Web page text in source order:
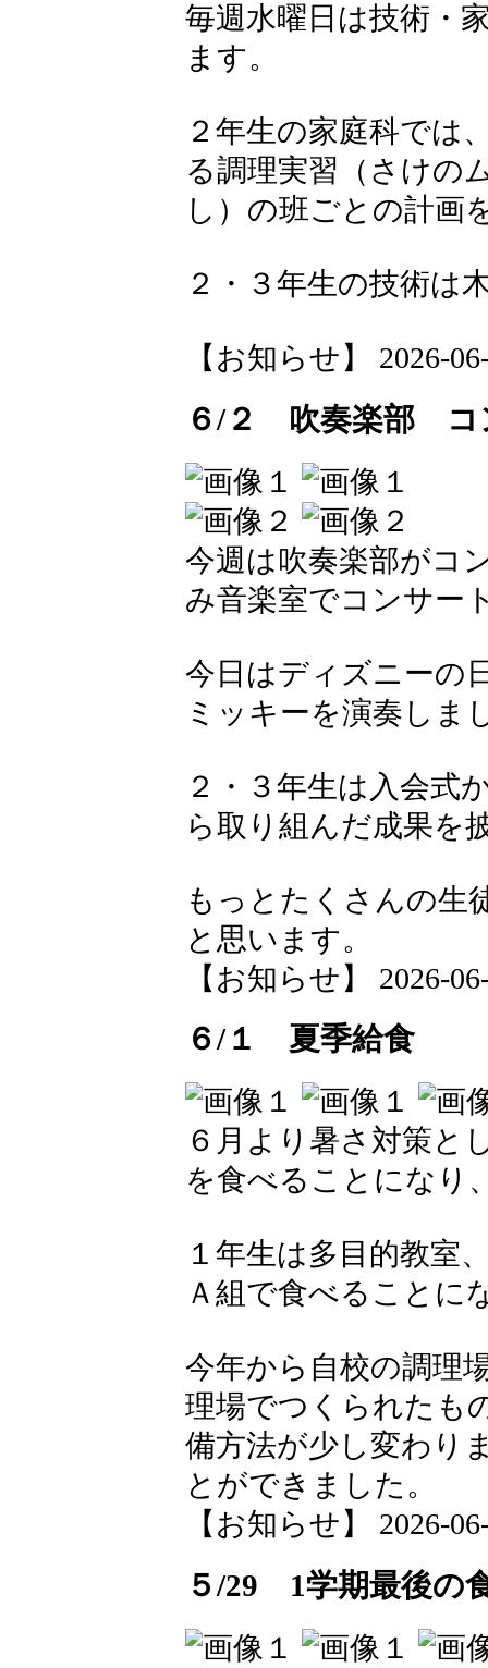
毎週水曜日は技術・
ます。
２年生の家庭科では
る調理実習（さけの
し）の班ごとの計画
２・３年生の技術は
【お知らせ】 2026-
６/２ 吹奏楽部 コ
今週は吹奏楽部がコ
み音楽室でコンサー
今日はディズニーの
ミッキーを演奏しま
２・３年生は入会式
ら取り組んだ成果を
もっとたくさんの生
と思います。
【お知らせ】 2026-
６/１ 夏季給食
６月より暑さ対策と
を食べることになり
１年生は多目的教室
Ａ組で食べることに
今年から自校の調理
理場でつくられたも
備方法が少し変わり
とができました。
【お知らせ】 2026-
５/29 1学期最後の